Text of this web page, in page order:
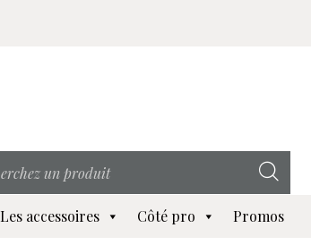
Les accessoires Côté pro Promos